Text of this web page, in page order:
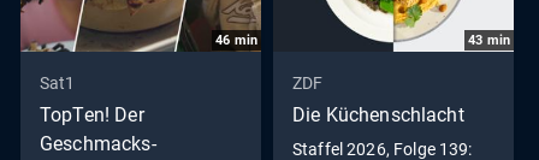
46 min
Sat1
TopTen! Der
Geschmacks-
43 min
ZDF
Die Küchenschlacht
Staffel 2026, Folge 139: